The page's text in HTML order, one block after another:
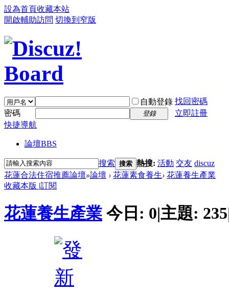
設為首頁收藏本站
開啟輔助訪問 切換到窄版
自動登錄 找回密碼
密碼
登錄
立即註冊
快捷導航
論壇BBS
搜索 搜索 熱搜: 活動 交友 discuz
花蓮合法住宿推薦論壇»論壇 › 花蓮素食養生› 花蓮養生產業
收藏本版 |訂閱
花蓮養生產業 今日: 0|主題: 235